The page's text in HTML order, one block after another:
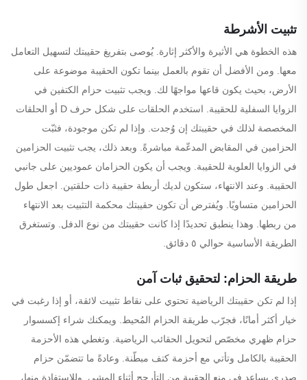
تثبيت الأشرطة
هذه الخطوة هي الأثيرة والأكثر إثارة. يُوصى بتفريغ حقيبتك لتسهيل التعامل
معها. ومن الأفضل أن تقوم بالعمل بينما تكون الحقيبة موضوعة على
الأرض، بحيث يكون قاعها مواجهًا لك. ويجب تثبيت حزام الكتفين في
الزوايا السفلية للحقيبة. استخدم الحلقات على شكل حرف D أو الحلقات
المخصصة لذلك في حقيبتك إن وُجدت. وإذا لم تكن موجودة، فثبّت
الحزامين في المقابض المدعّمة مباشرةً. وبعد ذلك، يجب تثبيت الحزامين
في الزوايا العلوية للحقيبة. ويجب أن يكون الحزامان عموديين على جانبي
الحقيبة. وعند الانتهاء، ستكون لديك أربطة حقيبة ذات حلقتين. اجعل طول
الحزامين متساويًا. ويُفترض أن تكون حقيبتك محكمة التثبيت بعد الانتهاء
من ربطها. وهذا ينطبق تحديدًا إذا كانت حقيبتك من نوع الدفل. وتستغرق
الطريقة الأساسية حوالي ٥ دقائق.
طريقة الحزام: لتحقيق ثبات آمن
إذا لم تكن حقيبتك الرياضية تحتوي على نقاط تثبيت لائقة، أو إذا رغبت في
خيار أكثر أمانًا، فجرّب طريقة الحزام المُحيط. ويمكنك شراء إكسسوار
حزام ظهري مخصّص لتحويل الحقائب الرياضية. وتغطي هذه الأحزمة
الحقيبة بالكامل وتأتي مع أحزمة كتف مبطّنة. وعادةً ما تتضمّن حزام
صدري يساعد في منع الحقيبة من التأرجح أثناء المشي. وللاستفادة منها،